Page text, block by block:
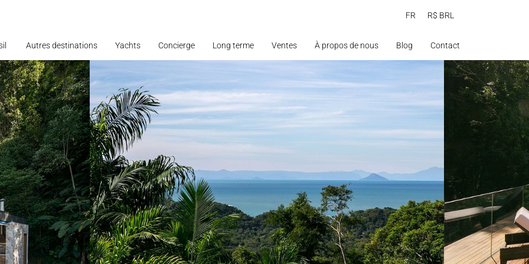
FR R$ BRL
Autres destinations Yachts Concierge Long terme Ventes À propos de nous Blog Contact